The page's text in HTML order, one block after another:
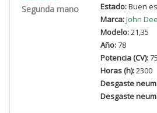
Segunda mano
Estado:Buen
Marca:John
Modelo:21,35
Año:78
Potencia (CV):75
Horas (h):2300
Desgaste
Desgaste